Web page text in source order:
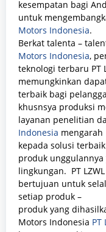
kesempatan bagi
untuk
Motors Indonesia.
Berkat talenta –
Motors Indonesia,
teknologi terbaru PT
memungkinkan
terbaik bagi
khusnsya produksi
layanan penelitian
Indonesia mengarah
kepada solusi
produk
lingkungan. PT
bertujuan untuk
setiap produk –
produk yang
Motors Indonesia PT